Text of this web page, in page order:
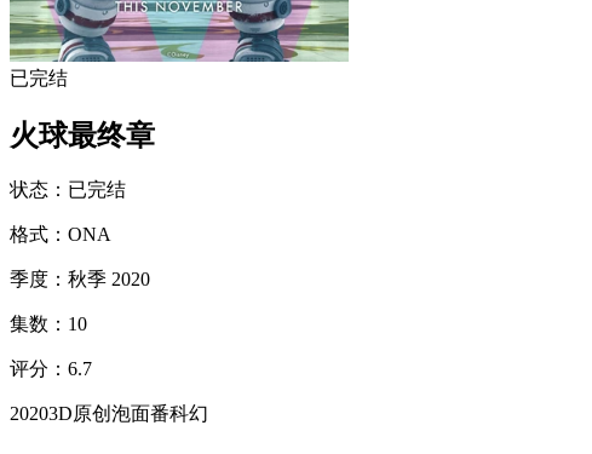
已完结
火球最终章
状态 ： 已完结
格式 ： ONA
季度 ： 秋季 2020
集数 ： 10
评分 ： 6.7
20203D原创 泡面番科幻